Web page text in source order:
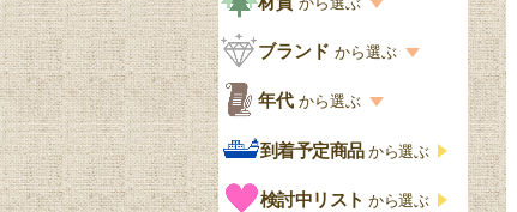
木製ワゴン
ェア
洋服タンス
式
寄木・パーケットリー
ペディメント
コーニス
グ
ストラップワーク
から選ぶ
材質の一覧
オーク材
マホガニー
ブランド から選ぶ
ブランド一覧
Handleオリジナル
ウィリアムモリス
年代 から選ぶ
年代別の一覧
アンティーク
到着予定商品から選ぶ
検討中リスト から選ぶ